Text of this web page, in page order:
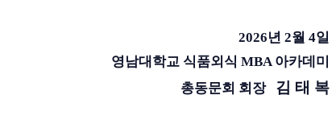
2026년 2월 4일
영남대학교 식품외식 MBA 아카데미
총동문회 회장 김 태 복